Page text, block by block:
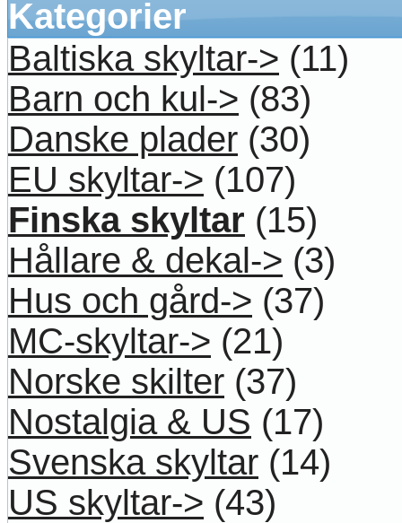
Kategorier
Baltiska skyltar-> (11)
Barn och kul-> (83)
Danske plader (30)
EU skyltar-> (107)
Finska skyltar (15)
Hållare & dekal-> (3)
Hus och gård-> (37)
MC-skyltar-> (21)
Norske skilter (37)
Nostalgia & US (17)
Svenska skyltar (14)
US skyltar-> (43)